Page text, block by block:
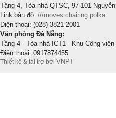
Tầng 4, Tòa nhà QTSC, 97-101
Link bản đồ: ///moves.chairing.polka
Điện thoại: (028) 3821 2001
Văn phòng Đà Nẵng:
Tầng 4 - Tòa nhà ICT1 - Khu Công
Điện thoại: 0917874455
Thiết kế & tài trợ bởi VNPT